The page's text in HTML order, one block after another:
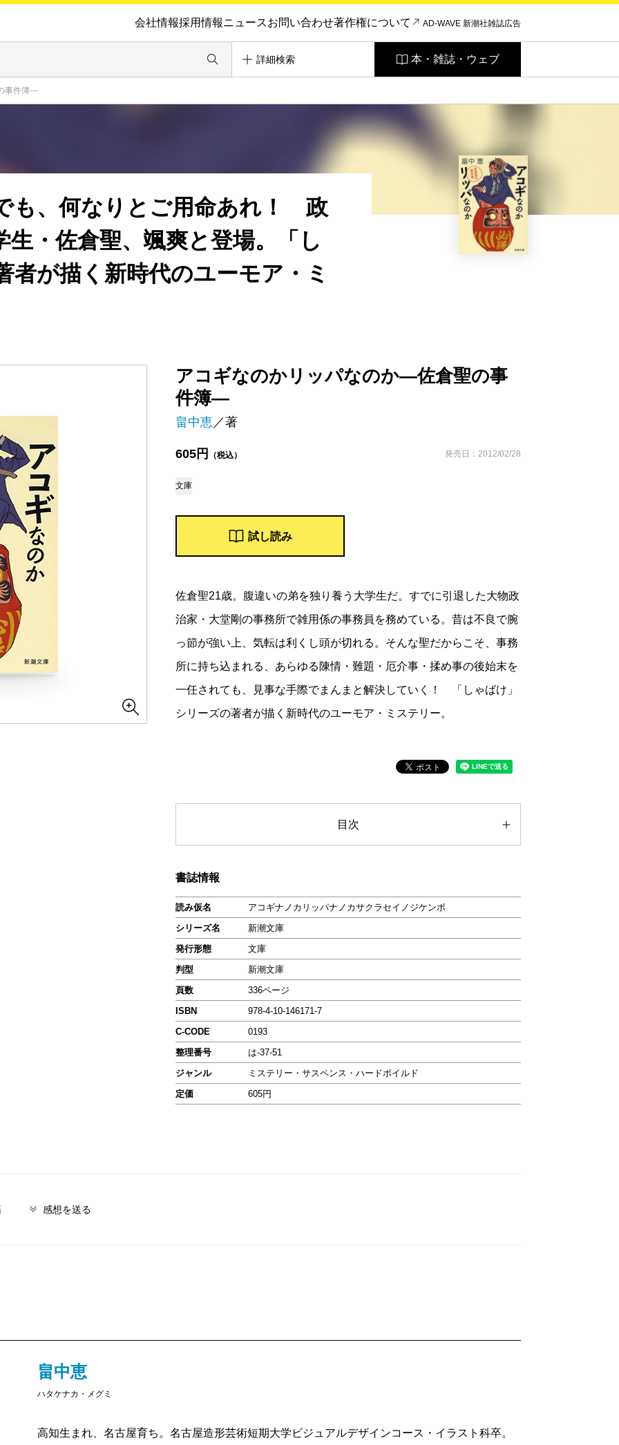
会社情報採用情報ニュースお問い合わせ著作権について AD-WAVE 新潮社雑誌広告
詳細検索 本・雑誌・ウェブ
事件簿―
アコギなのかリッパなのか―佐倉聖の事
件簿―
畠中恵／著
605円 （税込） 発売日：2012/02/28
文庫
試し読み
も、何なりとご用命あれ！ 政
・佐倉聖、颯爽と登場。「し
者が描く新時代のユーモア・ミ
佐倉聖21歳。腹違いの弟を独り養う大学生だ。すでに引退した大物政
治家・大堂剛の事務所で雑用係の事務員を務めている。昔は不良で腕
っ節が強い上、気転は利くし頭が切れる。そんな聖だからこそ、事務
所に持ち込まれる、あらゆる陳情・難題・厄介事・揉め事の後始末を
一任されても、見事な手際でまんまと解決していく！ 「しゃばけ」
シリーズの著者が描く新時代のユーモア・ミステリー。
目次
書誌情報
読み仮名
アコギナノカリッパナノカサクラセイノジケンボ
シリーズ名
新潮文庫
発行形態
文庫
判型
新潮文庫
頁数
336ページ
ISBN
978-4-10-146171-7
C-CODE
0193
整理番号
は-37-51
ジャンル
ミステリー・サスペンス・ハードボイルド
定価
605円
感想を送る
畠中恵
ハタケナカ・メグミ
高知生まれ、名古屋育ち。名古屋造形芸術短期大学ビジュアルデザインコース・イラスト科卒。